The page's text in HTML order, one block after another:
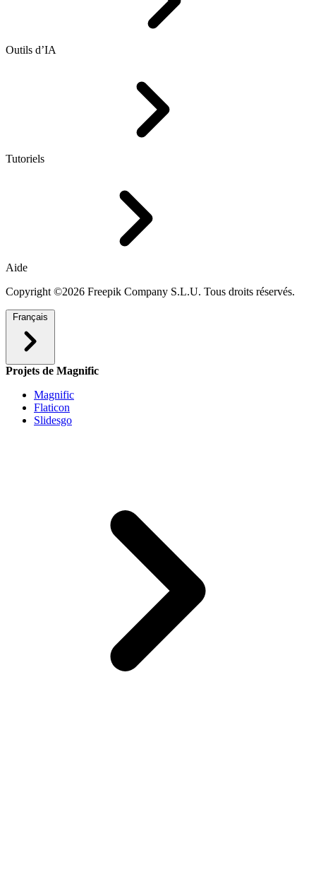
Outils d’IA
Tutoriels
Aide
Copyright ©2026 Freepik Company S.L.U. Tous droits réservés.
Français
Projets de Magnific
Magnific
Flaticon
Slidesgo